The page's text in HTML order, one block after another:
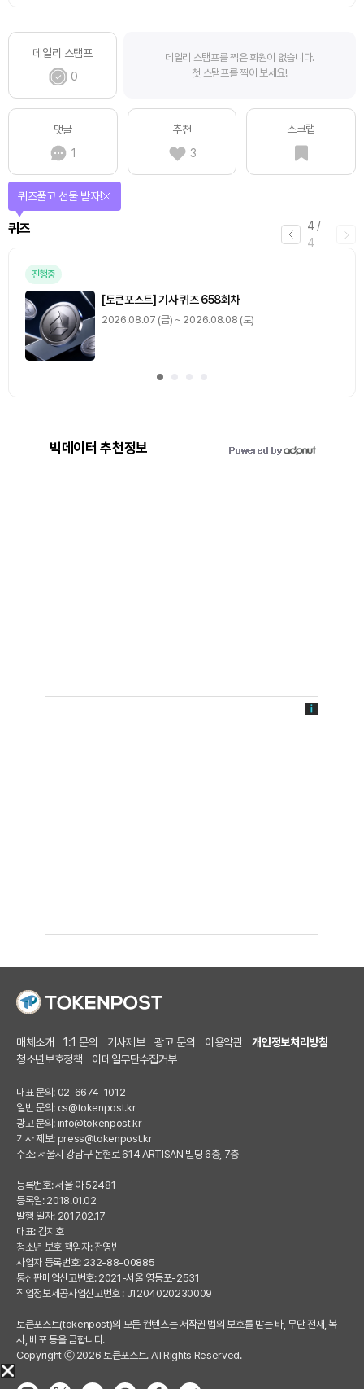
데일리 스탬프
0
데일리 스탬프를 찍은 회원이 없습니다.
첫 스탬프를 찍어 보세요!
댓글
1
추천
3
스크랩
4 /
4
퀴즈
퀴즈풀고 선물 받자!
진행중
[토큰포스트] 기사 퀴즈 658회차
2026.08.07 (금) ~ 2026.08.08 (토)
빅데이터 추천정보
매체소개 1:1 문의 기사제보 광고 문의 이용약관
개인정보처리방침
청소년보호정책
이메일무단수집거부
대표 문의: 02-6674-1012
일반 문의: cs@tokenpost.kr
광고 문의: info@tokenpost.kr
기사 제보: press@tokenpost.kr
주소: 서울시 강남구 논현로 614 ARTISAN 빌딩 6층, 7층
등록번호: 서울 아 52481
등록일: 2018.01.02
발행 일자: 2017.02.17
대표: 김지호
청소년 보호 책임자: 전영빈
사업자 등록번호: 232-88-00885
통신판매업신고번호: 2021-서울 영등포-2531
직업정보제공사업신고번호 : J1204020230009
토큰포스트(tokenpost)의 모든 컨텐츠는 저작권 법의 보호를 받는 바, 무단 전재, 복
사, 배포 등을 금합니다.
Copyright ⓒ 2026 토큰포스트. All Rights Reserved.